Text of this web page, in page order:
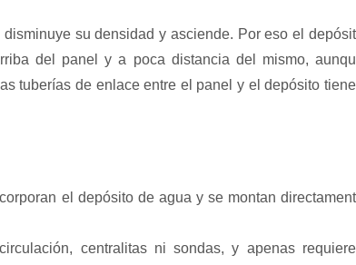
su densidad y asciende. Por eso el
del panel y a poca distancia del mismo,
tuberías de enlace entre el panel y el depósito
el depósito de agua y se montan
centralitas ni sondas, y apenas